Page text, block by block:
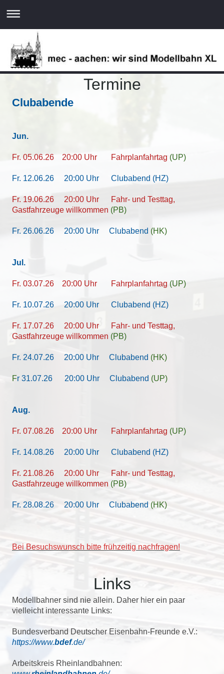
Termine
Clubabende
Jun.
Fr. 05.06.26 20:00 Uhr Fahrplanfahrtag (UP)
Fr. 12.06.26 20:00 Uhr Clubabend (HZ)
Fr. 19.06.26 20:00 Uhr
Fahr- und Testtag,
Gastfahrzeuge willkommen (PB)
Fr. 26.06.26 20:00 Uhr Clubabend (HK)
Jul .
Fr. 03.07.26 20:00 Uhr Fahrplanfahrtag (UP)
Fr. 10.07.26 20:00 Uhr Clubabend (HZ)
Fr. 17.07.26 20:00 Uhr
Fahr- und Testtag,
Gastfahrzeuge willkommen (PB)
Fr. 24.07.26 20:00 Uhr Clubabend (HK)
Fr 31.07.26 20:00 Uhr Clubabend (UP)
Aug.
Fr. 07.08.26 20:00 Uhr Fahrplanfahrtag (UP)
Fr. 14.08.26 20:00 Uhr Clubabend (HZ)
Fr. 21.08.26 20:00 Uhr
Fahr- und Testtag,
Gastfahrzeuge willkommen (PB)
Fr. 28.08.26 20:00 Uhr Clubabend (HK)
Bei Besuchswunsch bitte frühzeitig nachfragen!
Links
Modellbahner sind nie allein. Daher hier ein paar
vielleicht interessante Links:
Bundesverband Deutscher Eisenbahn-Freunde e.V.:
https://www.bdef.de/
Arbeitskreis Rheinlandbahnen: